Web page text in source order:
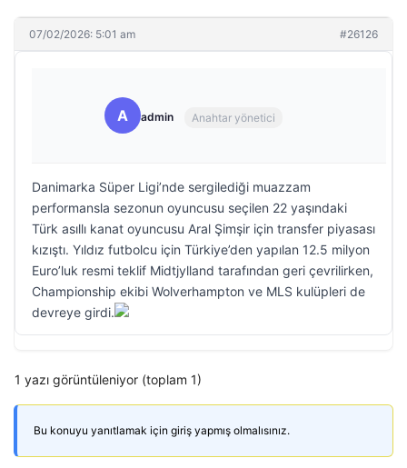
07/02/2026: 5:01 am #26126
A admin Anahtar yönetici
Danimarka Süper Ligi’nde sergilediği muazzam
performansla sezonun oyuncusu seçilen 22 yaşındaki
Türk asıllı kanat oyuncusu Aral Şimşir için transfer piyasası
kızıştı. Yıldız futbolcu için Türkiye’den yapılan 12.5 milyon
Euro’luk resmi teklif Midtjylland tarafından geri çevrilirken,
Championship ekibi Wolverhampton ve MLS kulüpleri de
devreye girdi.
1 yazı görüntüleniyor (toplam 1)
Bu konuyu yanıtlamak için giriş yapmış olmalısınız.